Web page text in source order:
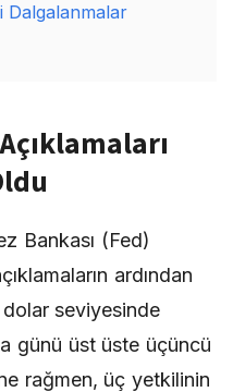
Dalgalanmalar
Bankası (Fed)
ardından
seviyesinde
günü üst üste üçüncü
rağmen, üç yetkilinin